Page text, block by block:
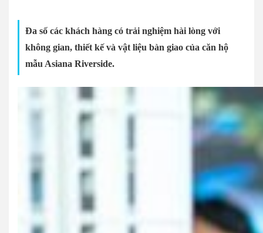
Đa số các khách hàng có trải nghiệm hài lòng với
không gian, thiết kế và vật liệu bàn giao của căn hộ
mẫu Asiana Riverside.